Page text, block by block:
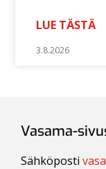
LUE TÄSTÄ
3.8.2026
Vasama-
Sähköposti